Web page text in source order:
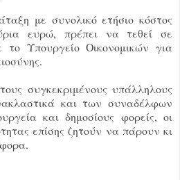
με συνολικό ετήσιο κόστος
ευρώ, πρέπει να τεθεί σε
Υπουργείο Οικονομικών για
συγκεκριμένους υπάλληλους
και των συναδέλφων
και δημοσίους φορείς, οι
επίσης ζητούν να πάρουν κι